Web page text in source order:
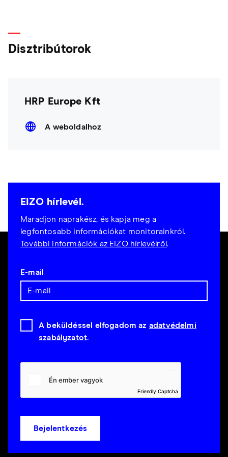
Disztribútorok
HRP Europe Kft
A weboldalhoz
EIZO hírlevél.
Maradjon naprakész, és kapja meg a
legfontosabb információkat monitorainkról.
További információk az EIZO hírlevélről.
E-mail
A beküldéssel elfogadom az adatvédelmi
szabályzatot.
Friendly Captcha
Bejelentkezés